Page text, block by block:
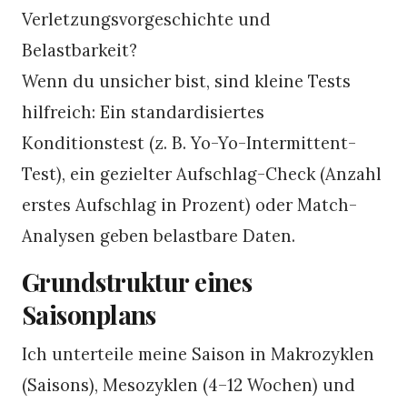
Verletzungsvorgeschichte und
Belastbarkeit?
Wenn du unsicher bist, sind kleine Tests
hilfreich: Ein standardisiertes
Konditionstest (z. B. Yo-Yo-Intermittent-
Test), ein gezielter Aufschlag-Check (Anzahl
erstes Aufschlag in Prozent) oder Match-
Analysen geben belastbare Daten.
Grundstruktur eines
Saisonplans
Ich unterteile meine Saison in Makrozyklen
(Saisons), Mesozyklen (4–12 Wochen) und